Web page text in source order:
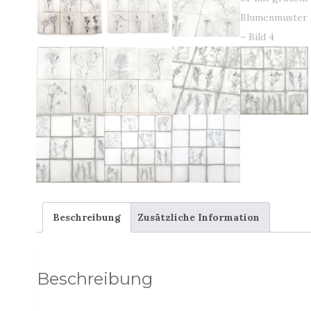
Beschreibung Zusätzliche Information
Beschreibung